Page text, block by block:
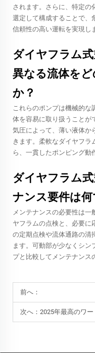
されます。さらに、特定の
選定して構成することで、
信頼性の高い運転を実現し
ダイヤフラム
異なる流体を
か？
これらのポンプは機械的な
体を容易に取り扱うことが
気圧によって、薄い液体か
きます。柔軟なダイヤフ
ら、一貫したポンピング動
ダイヤフラム
ナンス要件は何
メンテナンスの必要性は一
ヤフラムの点検と、必要に
の定期点検や流体通路の清
ます。可動部が少なくシン
プと比較してメンテナンス
前へ：
次へ： 2025年最高のワート